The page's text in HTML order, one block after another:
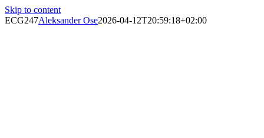
Skip to content
ECG247Aleksander Ose2026-04-12T20:59:18+02:00